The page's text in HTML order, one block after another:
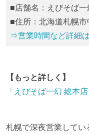
■店舗名：えびそば
■住所：北海道札幌
⇒営業時間など詳細
【もっと詳しく】
「えびそば一幻 総本
札幌で深夜営業して